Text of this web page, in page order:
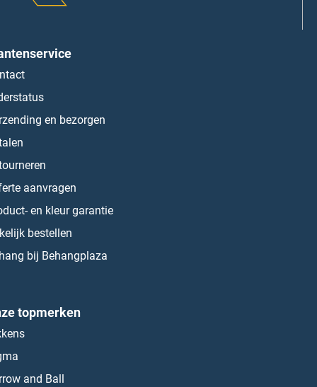
en bezorgen
aanvragen
en kleur garantie
bestellen
bij Behangplaza
topmerken
and Ball